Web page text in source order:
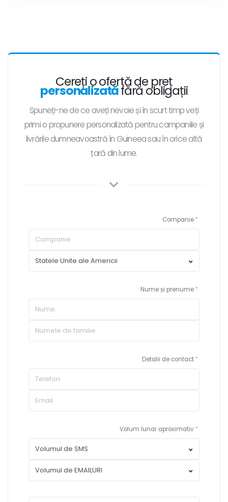
Cereți o ofertă de preț
personalizatăfără obligații
Spuneți-ne de ce aveți nevoie și în scurt timp veți
primi o propunere personalizată pentru campaniile și
livrările dumneavoastră în Guineea sau în orice altă
țară din lume.
Companie
Nume și prenume
Detalii de contact
Volum lunar aproximativ